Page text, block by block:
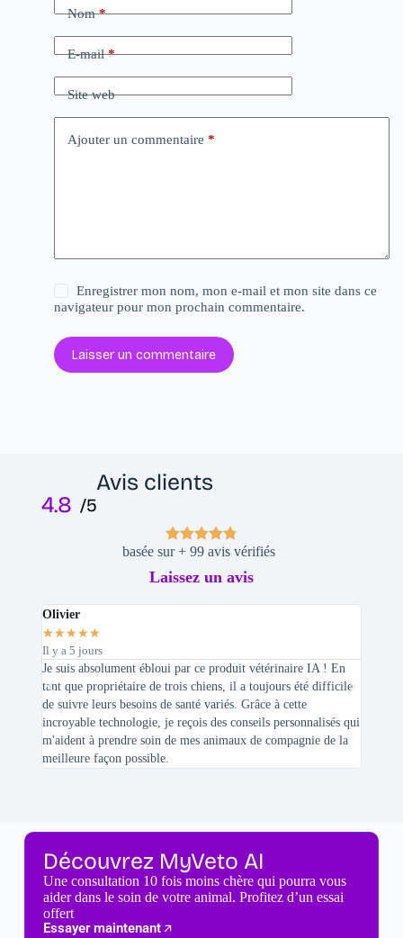
Nom*
E-mail*
Site web
Ajouter un commentaire *
Enregistrer mon nom, mon e-mail et mon site dans ce
navigateur pour mon prochain commentaire.
Laisser un commentaire
Avis clients
4.8 /5
basée sur + 99 avis vérifiés
Laissez un avis
Olivier
★★★★★
Il y a 5 jours
Je suis absolument ébloui par ce produit vétérinaire IA ! En
tant que propriétaire de trois chiens, il a toujours été difficile
de suivre leurs besoins de santé variés. Grâce à cette
incroyable technologie, je reçois des conseils personnalisés qui
m'aident à prendre soin de mes animaux de compagnie de la
meilleure façon possible.
Découvrez MyVeto AI
Une consultation 10 fois moins chère qui pourra vous
aider dans le soin de votre animal. Profitez d’un essai
offert
Essayer maintenant